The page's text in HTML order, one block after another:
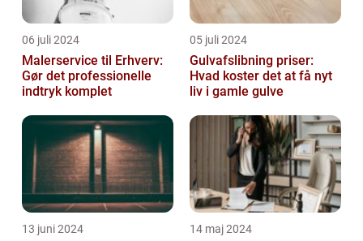
06 juli 2024
Malerservice til Erhverv:
Gør det professionelle
indtryk komplet
05 juli 2024
Gulvafslibning priser:
Hvad koster det at få nyt
liv i gamle gulve
13 juni 2024 14 maj 2024